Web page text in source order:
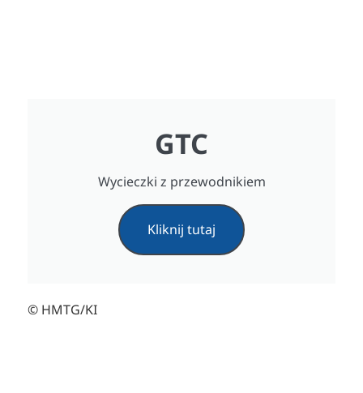
GTC
Wycieczki z przewodnikiem
Kliknij tutaj
© HMTG/KI